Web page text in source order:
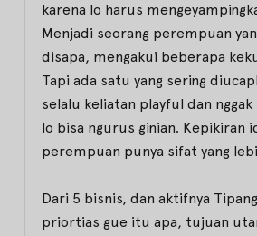
karena lo harus
Menjadi seorang perempuan
disapa, mengakui beberapa
Tapi ada satu yang sering
selalu keliatan playful dan
lo bisa ngurus ginian.
perempuan punya sifat yang
Dari 5 bisnis, dan aktifnya
priortias gue itu apa, tujuan